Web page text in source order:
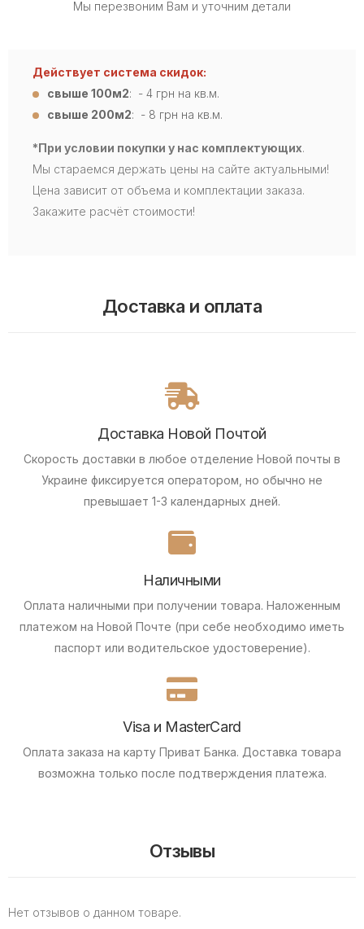
Мы перезвоним Вам и уточним детали
Действует система скидок:
свыше 100м2: - 4 грн на кв.м.
свыше 200м2: - 8 грн на кв.м.
*При условии покупки у нас комплектующих.
Мы стараемся держать цены на сайте актуальными!
Цена зависит от объема и комплектации заказа.
Закажите расчёт стоимости!
Доставка и оплата
Доставка Новой Почтой
Скорость доставки в любое отделение Новой почты в
Украине фиксируется оператором, но обычно не
превышает 1-3 календарных дней.
Наличными
Оплата наличными при получении товара. Наложенным
платежом на Новой Почте (при себе необходимо иметь
паспорт или водительское удостоверение).
Visa и MasterCard
Оплата заказа на карту Приват Банка. Доставка товара
возможна только после подтверждения платежа.
Отзывы
Нет отзывов о данном товаре.